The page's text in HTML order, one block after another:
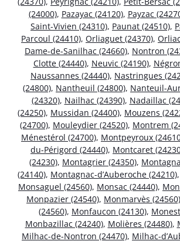
(24000), Pazayac (24120), Payzac
Saint-Vivien (24310), Paunat (24510),
Parcoul (24410), Orliaguet (24370),
Dame-de-Sanilhac (24660), Nontron
Clotte (24440), Neuvic (24190),
Naussannes (24440), Nastringues
(24800), Nantheuil (24800), Nanteuil-
(24320), Nailhac (24390), Nadaillac
(24250), Mussidan (24400), Mouzens
(24700), Mouleydier (24520), Montrem
Ménestérol (24700), Montpeyroux
du-Périgord (24440), Montcaret
(24230), Montagrier (24350),
(24140), Montagnac-d’Auberoche (24210),
Monsaguel (24560), Monsac (24440),
Monpazier (24540), Monmarvès (24560)
(24560), Monfaucon (24130),
Monbazillac (24240), Molières (24480),
Milhac-de-Nontron (24470), Milhac-